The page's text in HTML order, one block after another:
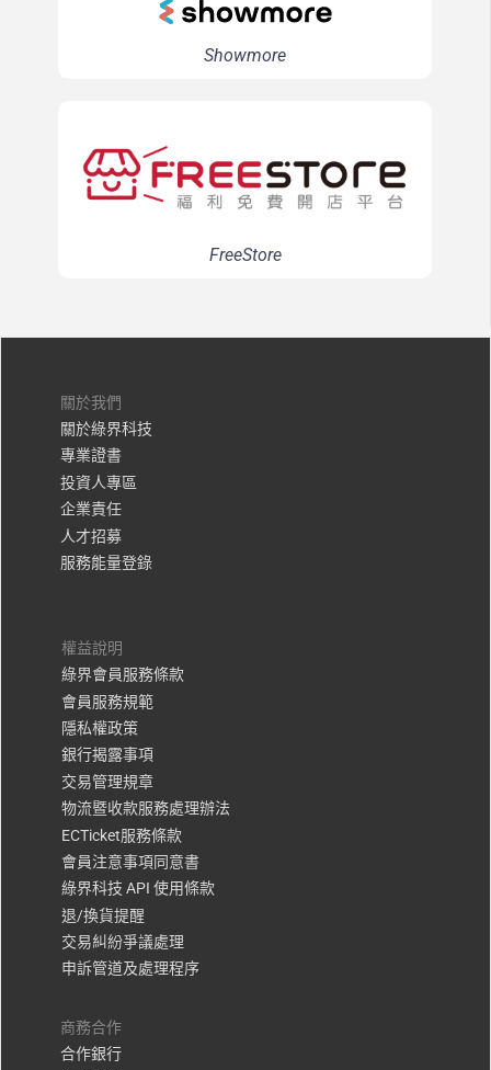
Showmore
FreeStore
關於我們
關於綠界科技
專業證書
投資人專區
企業責任
人才招募
服務能量登錄
權益說明
綠界會員服務條款
會員服務規範
隱私權政策
銀行揭露事項
交易管理規章
物流暨收款服務處理辦法
ECTicket服務條款
會員注意事項同意書
綠界科技 API 使用條款
退/換貨提醒
交易糾紛爭議處理
申訴管道及處理程序
商務合作
合作銀行